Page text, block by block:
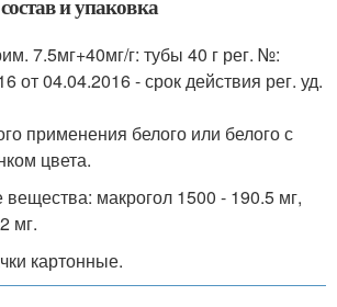
и упаковка
7.5мг+40мг/г: тубы 40 г рег. №:
от 04.04.2016 - срок действия рег. уд.
применения белого или белого с
цвета.
макрогол 1500 - 190.5 мг,
мг.
картонные.